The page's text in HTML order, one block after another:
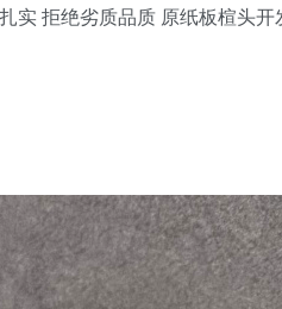
实 拒绝劣质品质 原纸板楦头开